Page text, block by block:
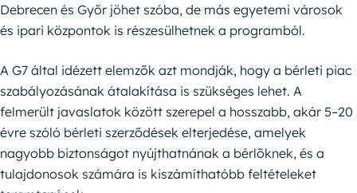
Debrecen és Győr jöhet szóba, de más egyetemi városok
és ipari központok is részesülhetnek a programból.
A G7 által idézett elemzők azt mondják, hogy a bérleti piac
szabályozásának átalakítása is szükséges lehet. A
felmerült javaslatok között szerepel a hosszabb, akár 5–20
évre szóló bérleti szerződések elterjedése, amelyek
nagyobb biztonságot nyújthatnának a bérlőknek, és a
tulajdonosok számára is kiszámíthatóbb feltételeket